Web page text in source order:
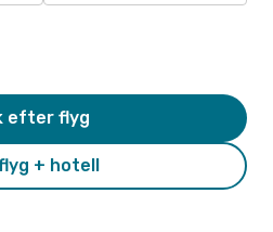
+ hotell
efter flyg